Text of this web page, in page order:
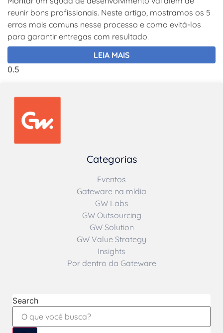
reunir bons profissionais. Neste artigo, mostramos os 5
erros mais comuns nesse processo e como evitá-los
para garantir entregas com resultado.
LEIA MAIS
Categorias
Eventos
Gateware na mídia
GW Labs
GW Outsourcing
GW Solution
GW Value Strategy
Insights
Por dentro da Gateware
Search